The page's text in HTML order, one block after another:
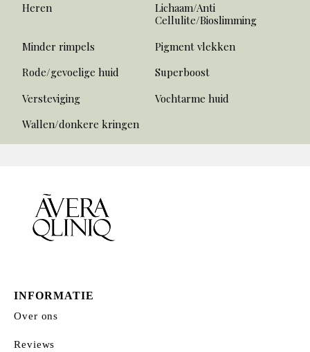
Heren
Lichaam/Anti
Cellulite/Bioslimming
Minder rimpels
Pigment vlekken
Rode/gevoelige huid
Superboost
Versteviging
Vochtarme huid
Wallen/donkere kringen
INFORMATIE
Over ons
Reviews